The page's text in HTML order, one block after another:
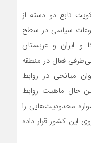
تابع دو دسته از
سیاسی در سطح
و ایران و عربستان
فعال در منطقه
میانجی در روابط
حال ماهیت روابط
محدودیت‌هایی را
این کشور قرار داده